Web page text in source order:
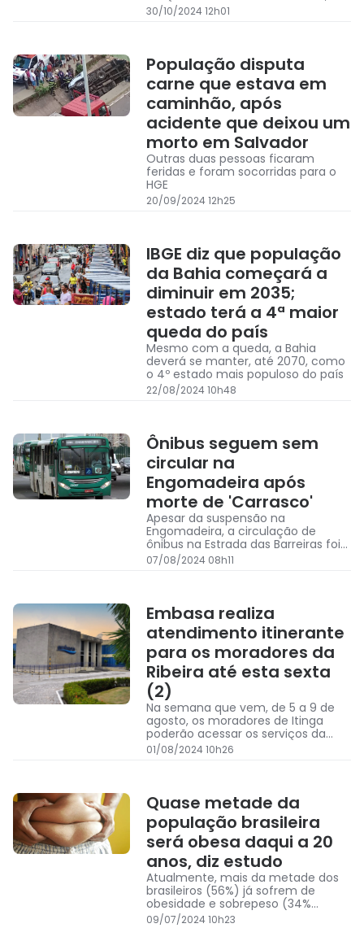
Colinas de Mussurunga, liderada
pelo Bonde do Maluco
30/10/2024 12h01
População disputa
carne que estava em
caminhão, após
acidente que deixou um
morto em Salvador
Outras duas pessoas ficaram
feridas e foram socorridas para o
HGE
20/09/2024 12h25
IBGE diz que população
da Bahia começará a
diminuir em 2035;
estado terá a 4ª maior
queda do país
Mesmo com a queda, a Bahia
deverá se manter, até 2070, como
o 4º estado mais populoso do país
22/08/2024 10h48
Ônibus seguem sem
circular na
Engomadeira após
morte de 'Carrasco'
Apesar da suspensão na
Engomadeira, a circulação de
ônibus na Estrada das Barreiras foi
retomada na manhã desta quarta
07/08/2024 08h11
Embasa realiza
atendimento itinerante
para os moradores da
Ribeira até esta sexta
(2)
Na semana que vem, de 5 a 9 de
agosto, os moradores de Itinga
poderão acessar os serviços da
empresa
01/08/2024 10h26
Quase metade da
população brasileira
será obesa daqui a 20
anos, diz estudo
Atualmente, mais da metade dos
brasileiros (56%) já sofrem de
obesidade e sobrepeso (34%
obesos, 22% sobrepeso)
09/07/2024 10h23